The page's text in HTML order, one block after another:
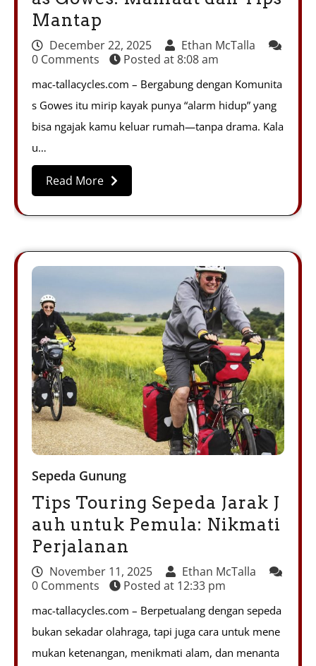
Mantap
December 22, 2025
Ethan McTalla
0 Comments
Posted at8:08 am
mac-tallacycles.com – Bergabung dengan Komunita
s Gowes itu mirip kayak punya “alarm hidup” yang
bisa ngajak kamu keluar rumah—tanpa drama. Kala
u…
Read More
Sepeda Gunung
Tips Touring Sepeda Jarak J
auh untuk Pemula: Nikmati
Perjalanan
November 11, 2025
Ethan McTalla
0 Comments
Posted at 12:33 pm
mac-tallacycles.com – Berpetualang dengan sepeda
bukan sekadar olahraga, tapi juga cara untuk mene
mukan ketenangan, menikmati alam, dan menanta